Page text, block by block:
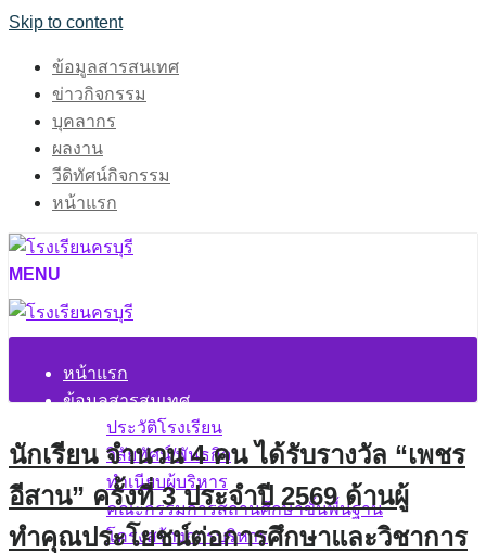
Skip to content
ข้อมูลสารสนเทศ
ข่าวกิจกรรม
บุคลากร
ผลงาน
วีดิทัศน์กิจกรรม
หน้าแรก
MENU
หน้าแรก
ข้อมูลสารสนเทศ
ประวัติโรงเรียน
วิสัยทัศน์/พันธกิจ
ทำเนียบผู้บริหาร
คณะกรรมการสถานศึกษาขั้นพื้นฐาน
โครงสร้างการบริหาร
นักเรียน จำนวน 4 คน ได้รับรางวัล “เพชร
อีสาน” ครั้งที่ 3 ประจำปี 2569 ด้านผู้
ทำคุณประโยชน์ต่อการศึกษาและวิชาการ